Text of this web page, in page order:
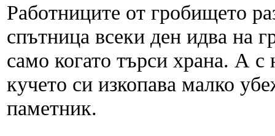
Работниците от гробището
спътница всеки ден идва на
само когато търси храна. А с
кучето си изкопава малко
паметник.